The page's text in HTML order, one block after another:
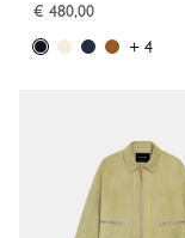
€ 480,00
+ 4